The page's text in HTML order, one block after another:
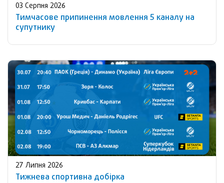
03 Серпня 2026
Тимчасове припинення мовлення 5 каналу на
супутнику
27 Липня 2026
Тижнева спортивна добірка